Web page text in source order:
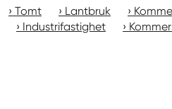
Tomt Lantbruk
Industrifastighet